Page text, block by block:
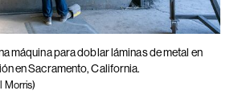
máquina para doblar láminas de metal en
en Sacramento, California.
Morris)